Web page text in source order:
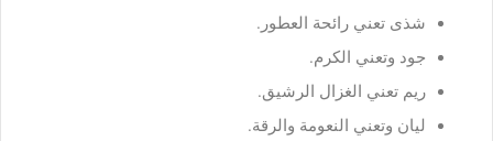
شذى تعني رائحة العطور.
جود وتعني الكرم.
ريم تعني الغزال الرشيق.
ليان وتعني النعومة والرقة.